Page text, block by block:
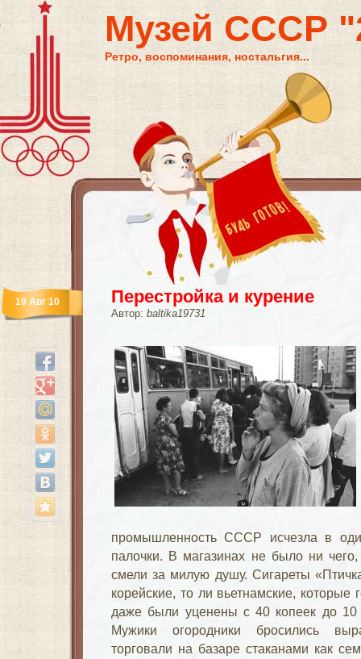
Музей СССР
Ретро, воспоминания, ностальгия...
Перестройка и курение
Автор: baltika19731
19 Авг 10
промышленность СССР исчезла в
палочки. В магазинах не было ни
смели за милую душу. Сигареты
корейские, то ли вьетнамские,
даже были уценены с 40 копеек до
Мужики огородники бросились
торговали на базаре стаканами как